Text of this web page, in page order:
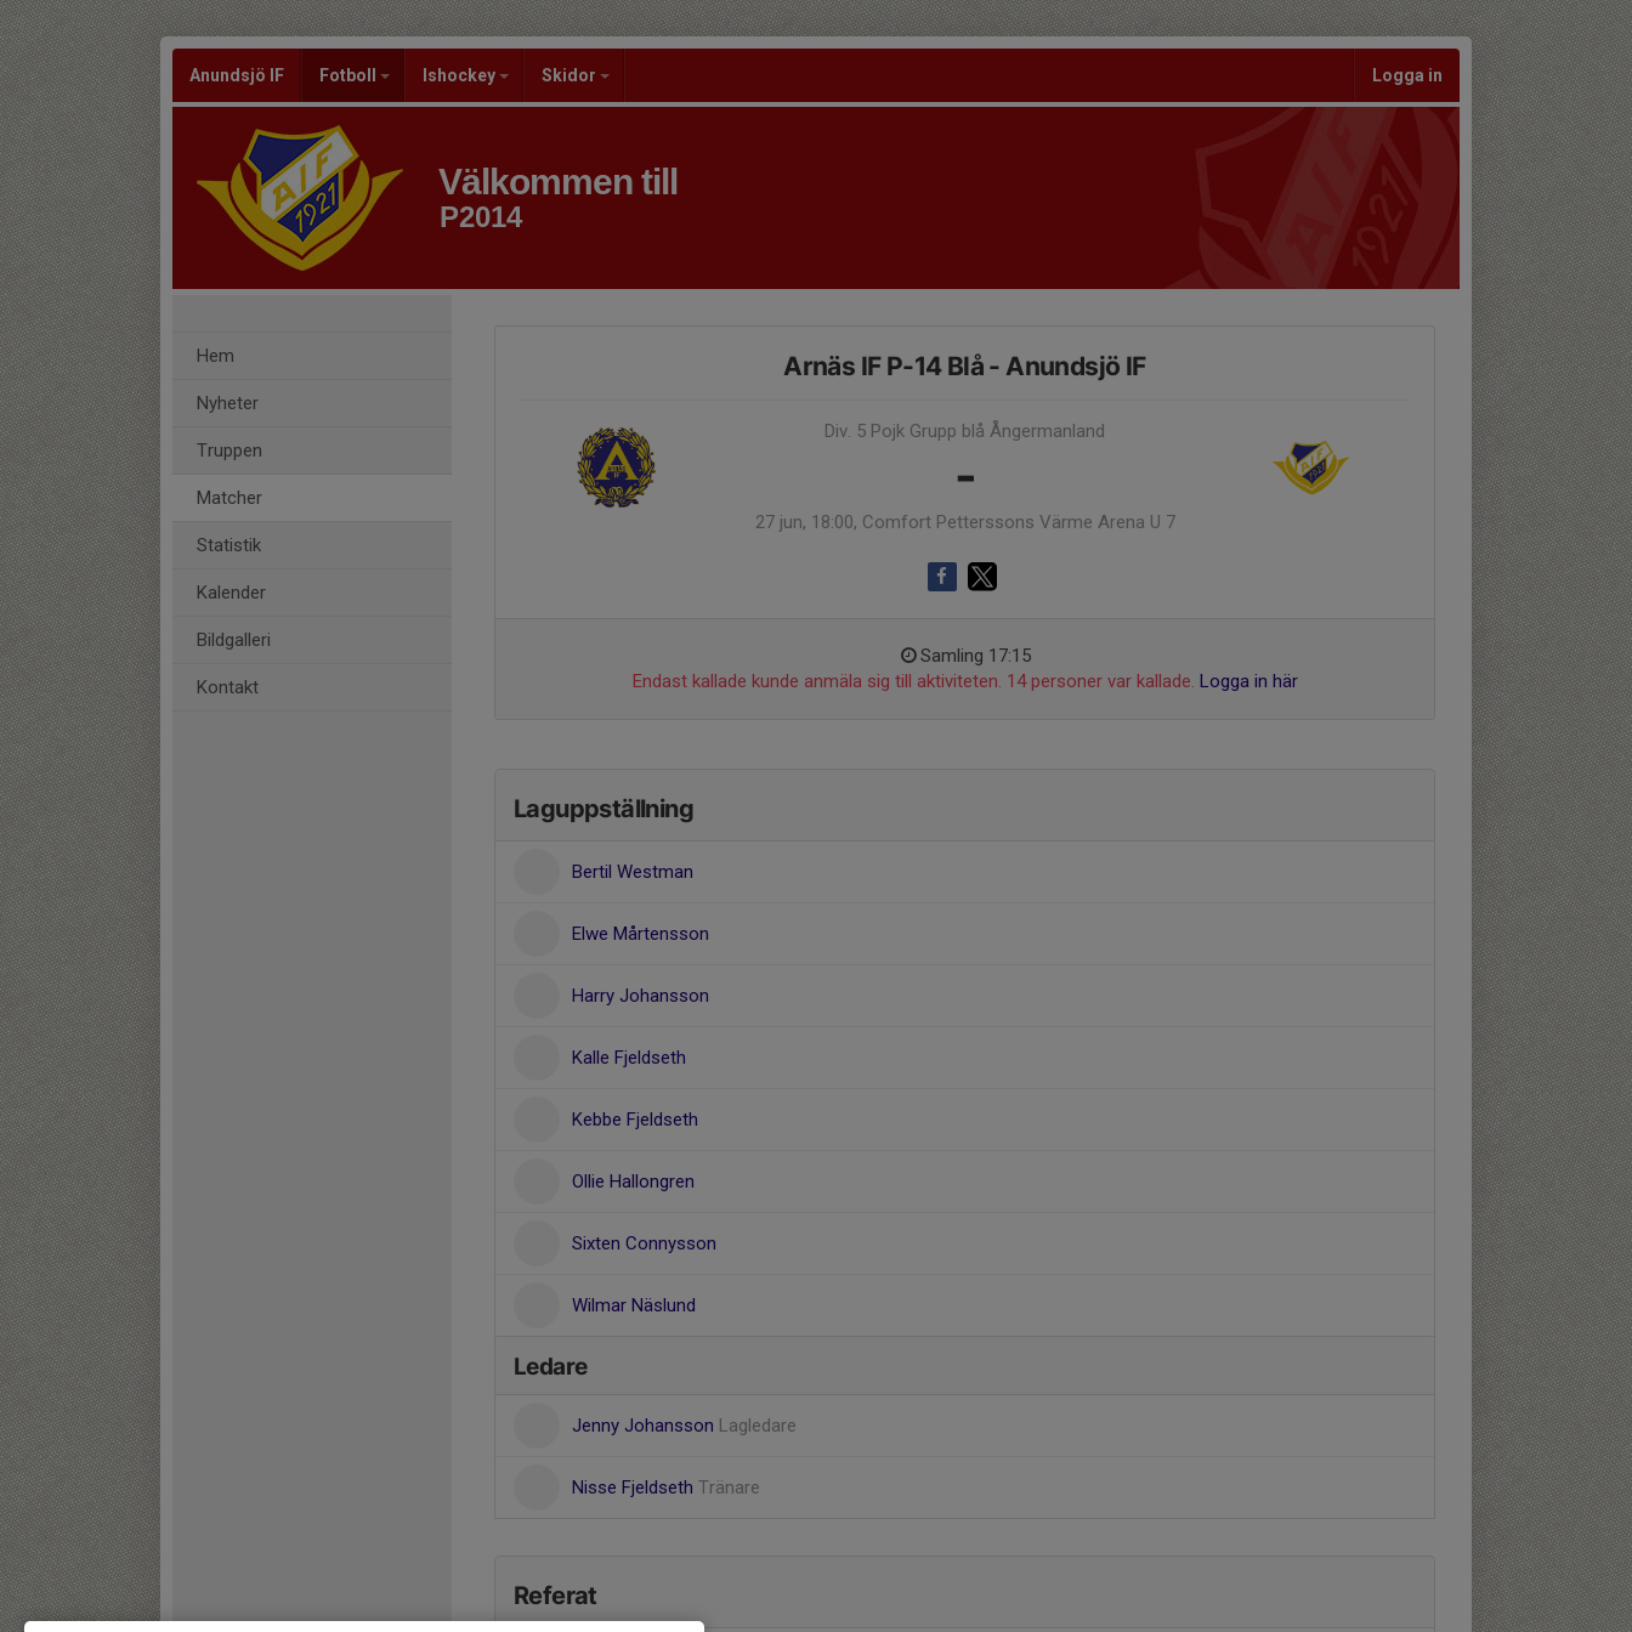
Anundsjö IF Fotboll Ishockey Skidor Logga in
Välkommen till
P2014
Hem
Nyheter
Truppen
Matcher
Statistik
Kalender
Bildgalleri
Kontakt
Arnäs IF P-14 Blå - Anundsjö IF
Div. 5 Pojk Grupp blå Ångermanland
-
27 jun, 18:00, Comfort Petterssons Värme Arena U 7
Samling 17:15
Endast kallade kunde anmäla sig till aktiviteten. 14 personer var kallade. Logga in här
Laguppställning
Bertil Westman
Elwe Mårtensson
Harry Johansson
Kalle Fjeldseth
Kebbe Fjeldseth
Ollie Hallongren
Sixten Connysson
Wilmar Näslund
Ledare
Jenny Johansson Lagledare
Nisse Fjeldseth Tränare
Referat